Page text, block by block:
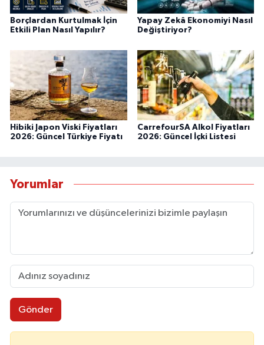
Borçlardan Kurtulmak İçin
Etkili Plan Nasıl Yapılır?
Yapay Zekâ Ekonomiyi Nasıl
Değiştiriyor?
Hibiki Japon Viski Fiyatları
2026: Güncel Türkiye Fiyatı
CarrefourSA Alkol Fiyatları
2026: Güncel İçki Listesi
Yorumlar
Gönder